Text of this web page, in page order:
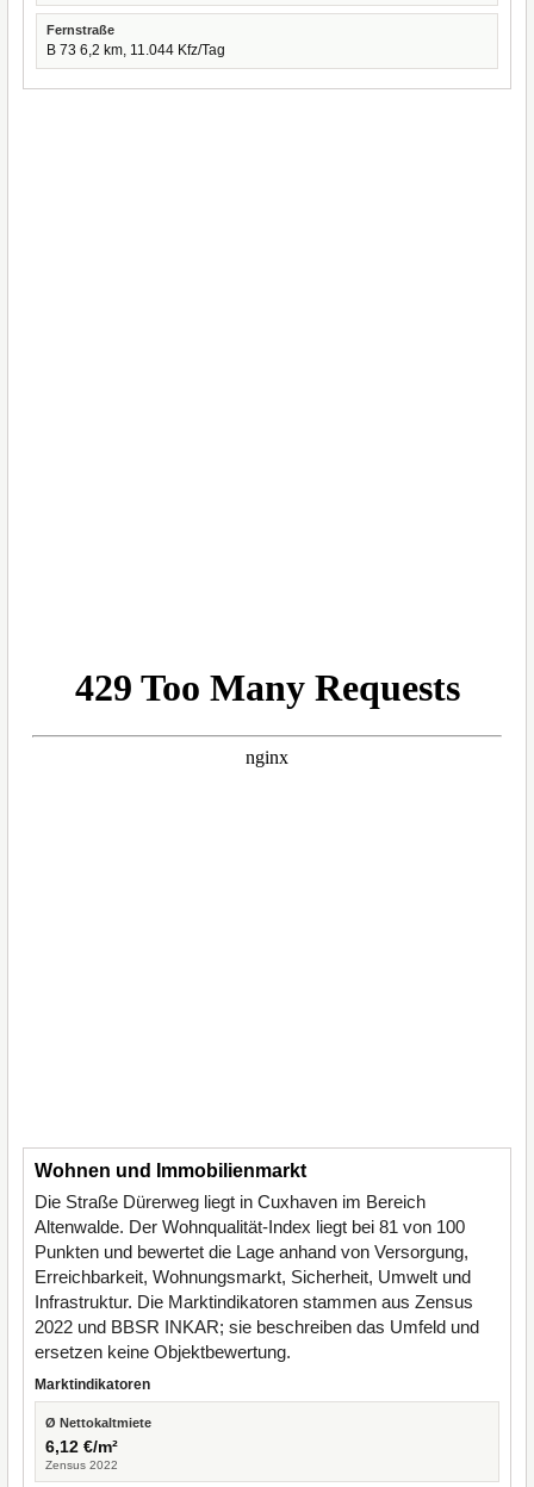
Fernstraße
B 73 6,2 km, 11.044 Kfz/Tag
Wohnen und Immobilienmarkt
Die Straße Dürerweg liegt in Cuxhaven im Bereich
Altenwalde. Der Wohnqualität-Index liegt bei 81 von 100
Punkten und bewertet die Lage anhand von Versorgung,
Erreichbarkeit, Wohnungsmarkt, Sicherheit, Umwelt und
Infrastruktur. Die Marktindikatoren stammen aus Zensus
2022 und BBSR INKAR; sie beschreiben das Umfeld und
ersetzen keine Objektbewertung.
Marktindikatoren
Ø Nettokaltmiete
6,12 €/m²
Zensus 2022